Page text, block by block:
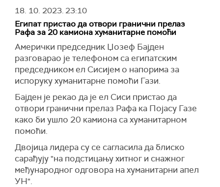
18. 10. 2023.23:10
Египат пристао да отвори гранични прелаз
Рафа за 20 камиона хуманитарне помоћи
Aмерички председник Џозеф Бајден
разговарао је телефоном са египатским
председником ел Сисијем о напорима за
испоруку хуманитарне помоћи Гази.
Бајден је рекао да је ел Сиси пристао да
отвори гранични прелаз Рафа ка Појасу Газе
како би ушло 20 камиона са хуманитарном
помоћи.
Двојица лидера су се сагласила да блиско
сарађују "на подстицању хитног и снажног
међународног одговора на хуманитарни апел
УН".